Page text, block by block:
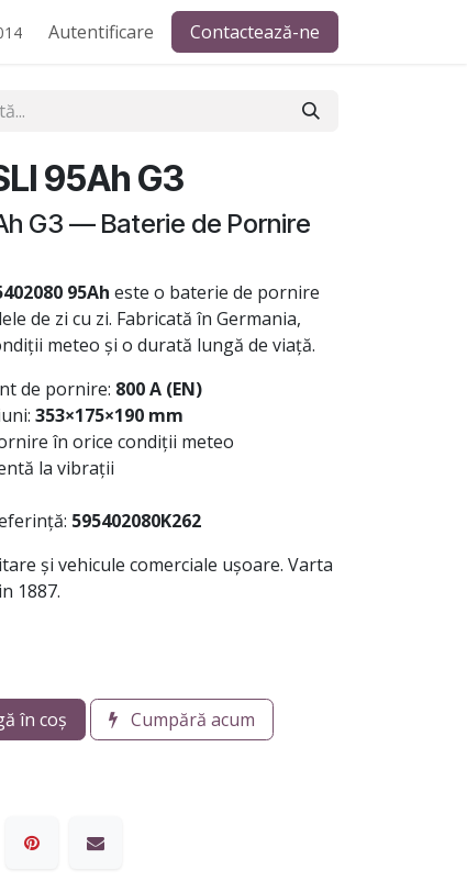
Autentificare Contactează-ne
95Ah G3
G3 — Baterie de Pornire
95Ah este o baterie de pornire
de zi cu zi. Fabricată în Germania,
meteo și o durată lungă de viață.
de pornire: 800 A (EN)
353×175×190 mm
în orice condiții meteo
la vibrații
595402080K262
și vehicule comerciale ușoare. Varta
1887.
în coș Cumpără acum